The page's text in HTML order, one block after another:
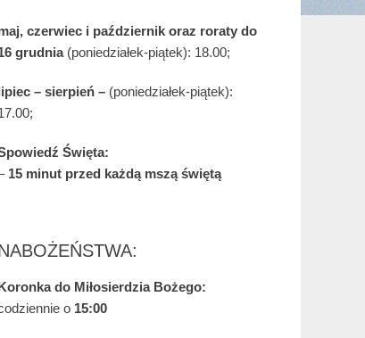
czerwiec i październik oraz roraty do
grudnia (poniedziałek-piątek): 18.00;
– sierpień – (poniedziałek-piątek):
Święta:
15 minut przed każdą mszą świętą
do Miłosierdzia Bożego:
o 15:00